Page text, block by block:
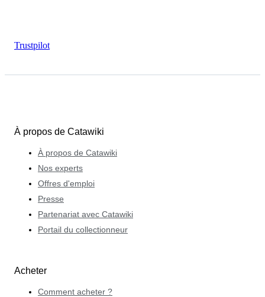
Trustpilot
À propos de Catawiki
À propos de Catawiki
Nos experts
Offres d'emploi
Presse
Partenariat avec Catawiki
Portail du collectionneur
Acheter
Comment acheter ?